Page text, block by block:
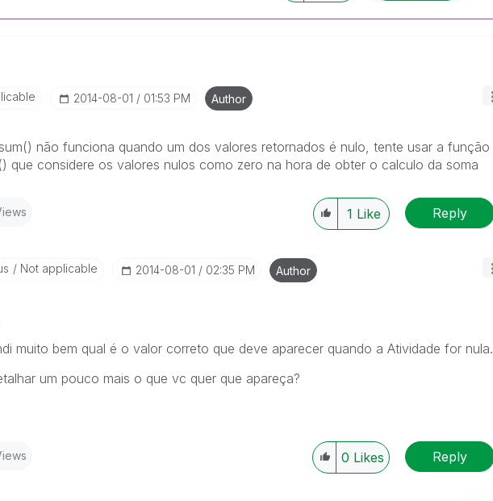
‎2014-08-01 01:53 PM Author
não funciona quando um dos valores retornados é nulo, tente usar a função
que considere os valores nulos como zero na hora de obter o calculo da soma
1 Like Reply
Not applicable ‎2014-08-01 02:35 PM Author
muito bem qual é o valor correto que deve aparecer quando a Atividade for nula.
um pouco mais o que vc quer que apareça?
0 Likes Reply